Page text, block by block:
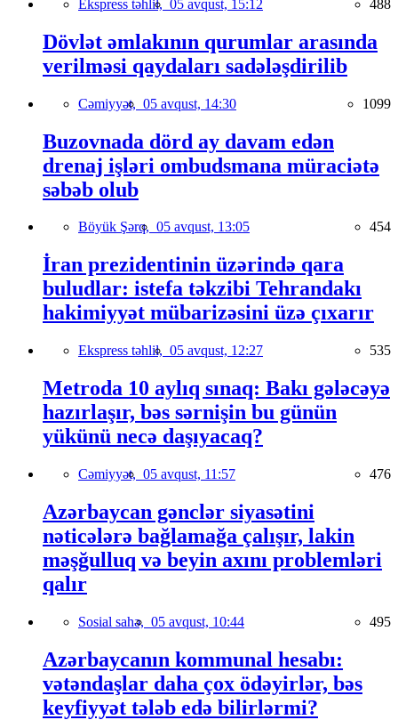
Ekspress təhlil, 05 avqust, 15:12 488
Dövlət əmlakının qurumlar arasında
verilməsi qaydaları sadələşdirilib
Cəmiyyət, 05 avqust, 14:30 1099
Buzovnada dörd ay davam edən
drenaj işləri ombudsmana müraciətə
səbəb olub
Böyük Şərq, 05 avqust, 13:05 454
İran prezidentinin üzərində qara
buludlar: istefa təkzibi Tehrandakı
hakimiyyət mübarizəsini üzə çıxarır
Ekspress təhlil, 05 avqust, 12:27 535
Metroda 10 aylıq sınaq: Bakı gələcəyə
hazırlaşır, bəs sərnişin bu günün
yükünü necə daşıyacaq?
Cəmiyyət, 05 avqust, 11:57 476
Azərbaycan gənclər siyasətini
nəticələrə bağlamağa çalışır, lakin
məşğulluq və beyin axını problemləri
qalır
Sosial sahə, 05 avqust, 10:44 495
Azərbaycanın kommunal hesabı:
vətəndaşlar daha çox ödəyirlər, bəs
keyfiyyət tələb edə bilirlərmi?